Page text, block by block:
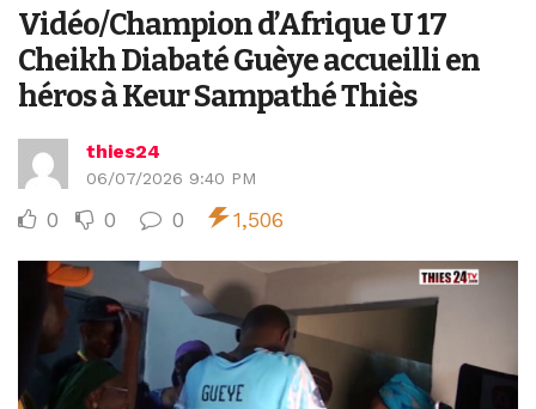
Vidéo/Champion d’Afrique U 17
Cheikh Diabaté Guèye accueilli en
héros à Keur Sampathé Thiès
thies24
06/07/2026 9:40 PM
0 0 0 1,506